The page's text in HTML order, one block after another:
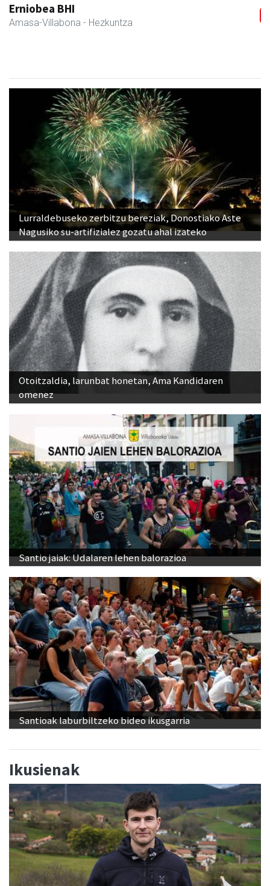
Eizmendi ile-apaindegia
Amasa-Villabona - Ile-apaindegiak
Lurraldebuseko zerbitzu bereziak, Donostiako Aste
Nagusiko su-artifizialez gozatu ahal izateko
Otoitzaldia, larunbat honetan, Ama Kandidaren
omenez
Santio jaiak: Udalaren lehen balorazioa
Santioak laburbiltzeko bideo ikusgarria
Ikusienak